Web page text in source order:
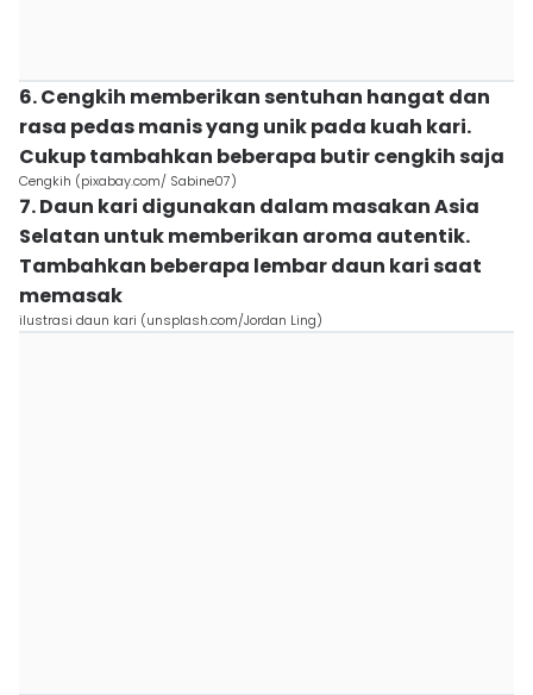
6. Cengkih memberikan sentuhan hangat dan
rasa pedas manis yang unik pada kuah kari.
Cukup tambahkan beberapa butir cengkih saja
Cengkih (pixabay.com/ Sabine07)
7. Daun kari digunakan dalam masakan Asia
Selatan untuk memberikan aroma autentik.
Tambahkan beberapa lembar daun kari saat
memasak
ilustrasi daun kari (unsplash.com/Jordan Ling)